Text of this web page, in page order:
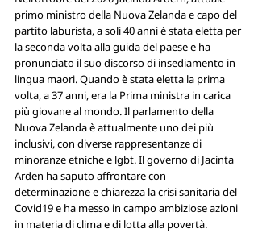
primo ministro della Nuova Zelanda e capo del
partito laburista, a soli 40 anni è stata eletta per
la seconda volta alla guida del paese e ha
pronunciato il suo discorso di insediamento in
lingua maori. Quando è stata eletta la prima
volta, a 37 anni, era la Prima ministra in carica
più giovane al mondo. Il parlamento della
Nuova Zelanda è attualmente uno dei più
inclusivi, con diverse rappresentanze di
minoranze etniche e lgbt. Il governo di Jacinta
Arden ha saputo affrontare con
determinazione e chiarezza la crisi sanitaria del
Covid19 e ha messo in campo ambiziose azioni
in materia di clima e di lotta alla povertà.